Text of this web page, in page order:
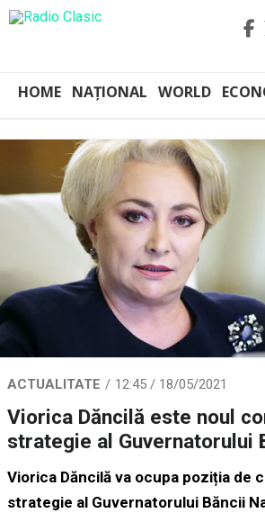
HOME NAȚIONAL WORLD
ACTUALITATE 12:45 / 18/05/2021
Viorica Dăncilă este noul
strategie al Guvernatorului
Viorica Dăncilă va ocupa poziția de
strategie al Guvernatorului Băncii